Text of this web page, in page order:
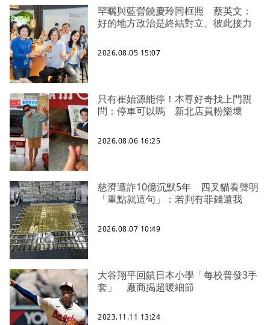
罕曬與藍營饒慶玲同框照 蔡英文：
好的地方政治是終結對立、彼此接力
2026.08.05 15:07
只有崔始源能停！本尊好奇找上門親
問：停車可以嗎 新北店員粉樂壞
2026.08.06 16:25
慈濟遭詐10億沉默5年 四叉貓看聲明
「重點就這句」：若判有罪錢還我
2026.08.07 10:49
大谷翔平回饋日本小學「每校普發3手
套」 廠商揭超暖細節
2023.11.11 13:24